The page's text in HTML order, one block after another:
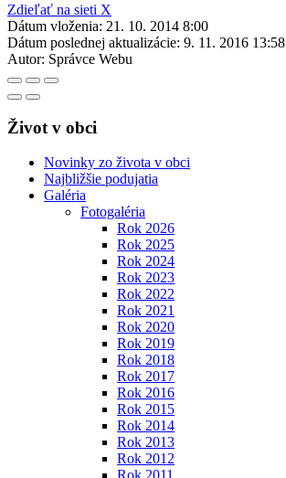
Zdieľať na sieti X
Dátum vloženia: 21. 10. 2014 8:00
Dátum poslednej aktualizácie: 9. 11. 2016 13:58
Autor: Správce Webu
Život v obci
Novinky zo života v obci
Najbližšie podujatia
Galéria
Fotogaléria
Rok 2026
Rok 2025
Rok 2024
Rok 2023
Rok 2022
Rok 2021
Rok 2020
Rok 2019
Rok 2018
Rok 2017
Rok 2016
Rok 2015
Rok 2014
Rok 2013
Rok 2012